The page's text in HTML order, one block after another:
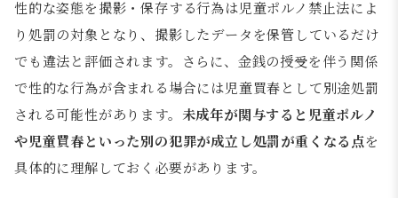
性的な姿態を撮影・保存する行為は児童ポルノ禁止法によ
り処罰の対象となり、撮影したデータを保管しているだけ
でも違法と評価されます。さらに、金銭の授受を伴う関係
で性的な行為が含まれる場合には児童買春として別途処罰
される可能性があります。 未成年が関与すると児童ポルノ
や児童買春といった別の犯罪が成立し処罰が重くなる点を
具体的に理解しておく必要があります。